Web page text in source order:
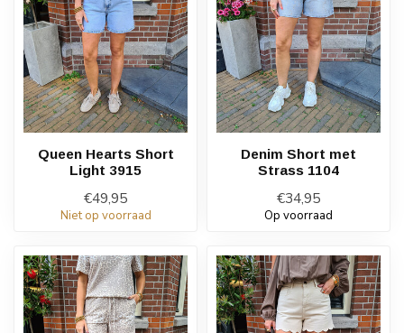
Queen Hearts Short
Light 3915
€49,95
Niet op voorraad
Denim Short met
Strass 1104
€34,95
Op voorraad